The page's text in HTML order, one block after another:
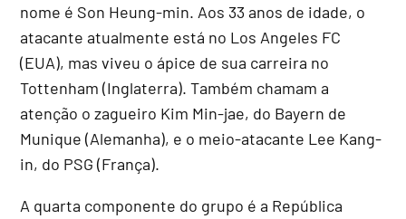
nome é Son Heung-min. Aos 33 anos de idade, o
atacante atualmente está no Los Angeles FC
(EUA), mas viveu o ápice de sua carreira no
Tottenham (Inglaterra). Também chamam a
atenção o zagueiro Kim Min-jae, do Bayern de
Munique (Alemanha), e o meio-atacante Lee Kang-
in, do PSG (França).
A quarta componente do grupo é a República